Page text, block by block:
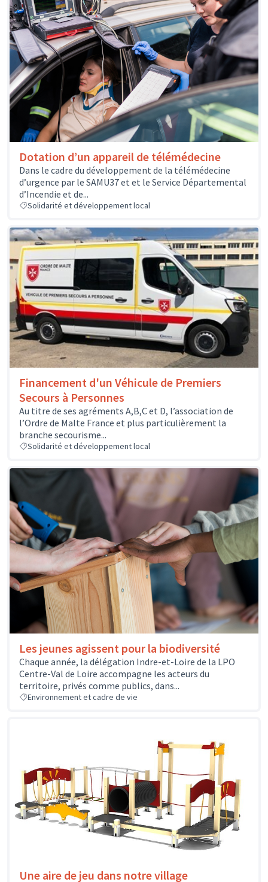
Dotation d’un appareil de télémédecine
Dans le cadre du développement de la télémédecine
d’urgence par le SAMU37 et et le Service Départemental
d’Incendie et de...
Solidarité et développement local
Financement d'un Véhicule de Premiers
Secours à Personnes
Au titre de ses agréments A,B,C et D, l’association de
l’Ordre de Malte France et plus particulièrement la
branche secourisme...
Solidarité et développement local
Les jeunes agissent pour la biodiversité
Chaque année, la délégation Indre-et-Loire de la LPO
Centre-Val de Loire accompagne les acteurs du
territoire, privés comme publics, dans...
Environnement et cadre de vie
Une aire de jeu dans notre village